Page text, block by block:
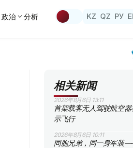
政治 分析 KZ QZ РУ
相关新闻
2026年8月6日 13:11
首架载客无人驾驶航空
示飞行
2026年8月6日 10:11
同胞兄弟，同一身军装